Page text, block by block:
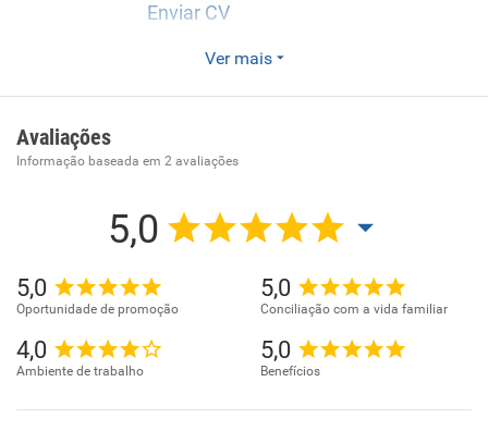
Enviar CV
Serviços combinados para apoio a edifícios, exceto
Ver mais
Avaliações
Informação baseada em 2 avaliações
5,0
5,0
Oportunidade de promoção
5,0
Conciliação com a vida familiar
4,0
Ambiente de trabalho
5,0
Benefícios